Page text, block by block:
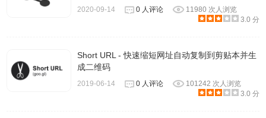
2020-09-14 0 人评论
11980 次人浏览
3.0 分
Short URL - 快速缩短网址自动复制到剪贴本并生
成二维码
2019-06-14 0 人评论
101242 次人浏览
3.0 分